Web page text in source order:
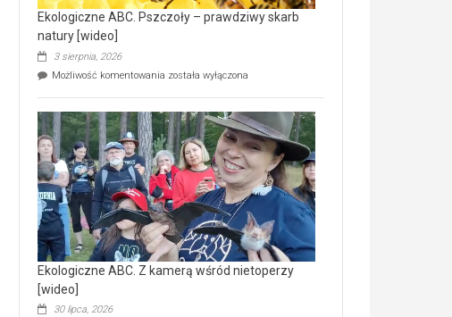
ścieków
[wideo]
Ekologiczne ABC. Pszczoły – prawdziwy skarb
natury [wideo]
3 sierpnia, 2026
Możliwość komentowania Ekologiczne
–
prawdziwy
skarb
natury
[wideo]
została wyłączona
Ekologiczne ABC. Z kamerą wśród nietoperzy
[wideo]
30 lipca, 2026